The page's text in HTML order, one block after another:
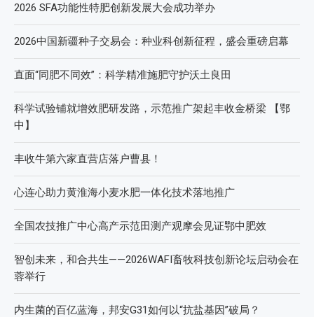
2026 SFA功能性特肥创新发展大会成功举办
2026中国新疆种子交易会：种业科创新征程，盛会重磅启幕
直面“同肥不同效”：科学精准施肥守护沃土良田
科学试验铺就增效肥研发路，示范推广架起丰收金桥梁 【鄂
中】
丰收牛第六家直营店落户曹县！
心连心助力黄淮海小麦水肥一体化技术落地推广
全国农技推广中心高产示范田测产观摩会见证鄂中肥效
智创未来，和合共生——2026WAFI畜牧科技创新论坛启动会在
蓉举行
内生菌的百亿蓝海，邦安G31如何以“抗盐基因”破局？